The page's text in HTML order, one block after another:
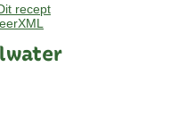
recept